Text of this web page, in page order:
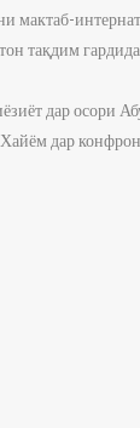
мактаб-
тақдим
дар осори
дар